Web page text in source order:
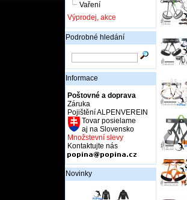
Vaření
Výprodej, akce
Podrobné hledání
Informace
Poštovné a doprava
Záruka
Pojištění ALPENVEREIN
Tovar posielame
aj na Slovensko
Množstevní slevy
Kontaktujte nás
Novinky